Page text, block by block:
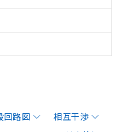
回路図
相互干渉